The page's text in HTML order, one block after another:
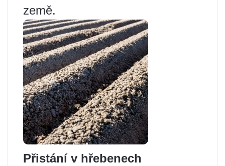
země.
Přistání v hřebenech